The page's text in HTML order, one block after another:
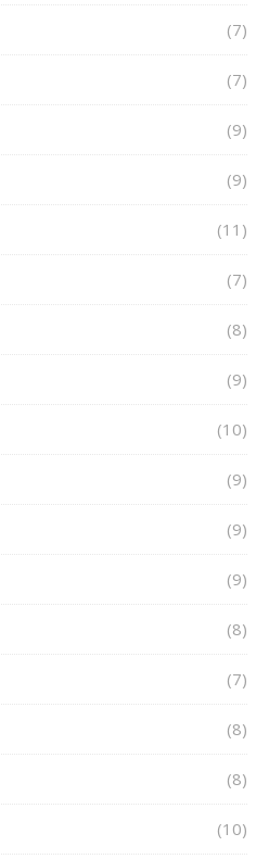
(7)
(7)
(9)
(9)
(11)
(7)
(8)
(9)
(10)
(9)
(9)
(9)
(8)
(7)
(8)
(8)
(10)